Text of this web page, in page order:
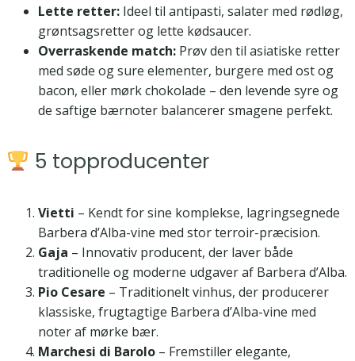
Lette retter: Ideel til antipasti, salater med rødløg,
grøntsagsretter og lette kødsaucer.
Overraskende match: Prøv den til asiatiske retter
med søde og sure elementer, burgere med ost og
bacon, eller mørk chokolade – den levende syre og
de saftige bærnoter balancerer smagene perfekt.
5 topproducenter
Vietti – Kendt for sine komplekse, lagringsegnede
Barbera d’Alba-vine med stor terroir-præcision.
Gaja – Innovativ producent, der laver både
traditionelle og moderne udgaver af Barbera d’Alba.
Pio Cesare – Traditionelt vinhus, der producerer
klassiske, frugtagtige Barbera d’Alba-vine med
noter af mørke bær.
Marchesi di Barolo – Fremstiller elegante,